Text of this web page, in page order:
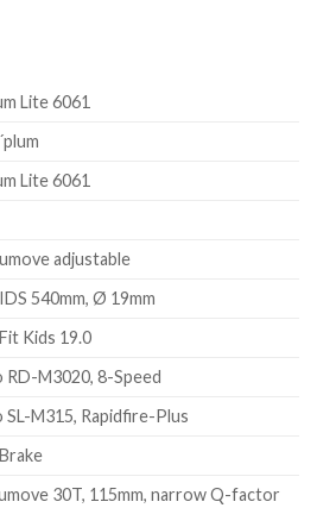
Lite 6061
Lite 6061
adjustable
540mm, Ø 19mm
Kids 19.0
RD-M3020, 8-Speed
SL-M315, Rapidfire-Plus
30T, 115mm, narrow Q-factor